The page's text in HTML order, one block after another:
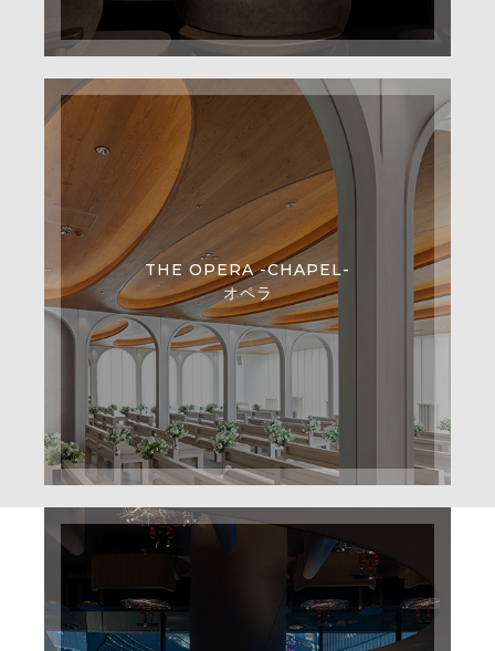
THE OPERA -CHAPEL-
オペラ